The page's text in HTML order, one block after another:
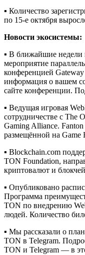
▪️ Количество
по 15-е октября
Новости экосистемы:
▪️ В ближайшие недели
мероприятие
конференцией
информация о вашем
сайте конференции.
▪️ Ведущая игровая
сотрудничестве с The
Gaming Alliance.
размещённой на Game
▪️ Blockchain.com
TON Foundation,
криптовалют и
▪️ Опубликовано
Программа
TON по внедрению
людей. Количество
▪️ Мы рассказали о
TON в Telegram.
TON и Telegram — в